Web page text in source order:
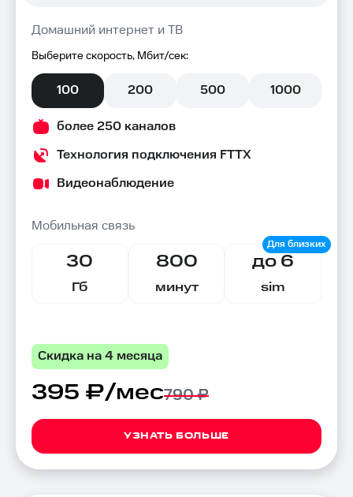
Домашний интернет и ТВ
Выберите скорость, Мбит/сек:
100 200 500 1000
более 250 каналов
Технология подключения FTTX
Видеонаблюдение
Мобильная связь
30
Гб
800
минут
до 6
sim
Скидка на 4 месяца
395 ₽/мес790 ₽
УЗНАТЬ БОЛЬШЕ